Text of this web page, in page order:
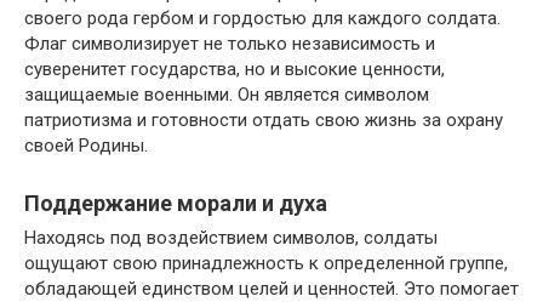
своего рода гербом и гордостью для каждого солдата.
Флаг символизирует не только независимость и
суверенитет государства, но и высокие ценности,
защищаемые военными. Он является символом
патриотизма и готовности отдать свою жизнь за охрану
своей Родины.
Поддержание морали и духа
Находясь под воздействием символов, солдаты
ощущают свою принадлежность к определенной группе,
обладающей единством целей и ценностей. Это помогает